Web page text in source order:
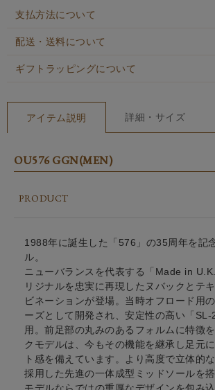
支払方法について
配送・送料について
ギフトラッピングについて
アイテム説明 詳細・サイズ
OU576 GGN(MEN)
PRODUCT
1988年に誕生した「576」の35周年を記
ル。
ニューバランスを代表する「Made in
リジナルを忠実に再現したヌバックとテ
ビネーションが登場。当時オフロード用
ーズとして開発され、安定性の高い「SL-
用。前足部の丸みのあるフォルムに特徴
クモデルは、今もその機能を継承し足元
ト感を備えています。より高度で立体的
採用した先進の一体成型ミッドソールを
モデルならではの重厚なデザインを包み